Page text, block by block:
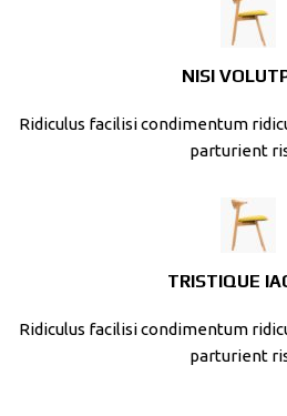
NISI
Ridiculus facilisi condimentum
parturient
TRISTIQUE
Ridiculus facilisi condimentum
parturient